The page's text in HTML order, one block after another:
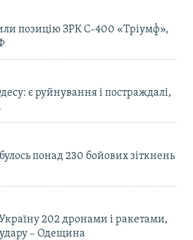
позицію ЗРК С-400 «Тріумф»,
є руйнування і постраждалі,
понад 230 бойових зіткнень
202 дронами і ракетами,
– Одещина